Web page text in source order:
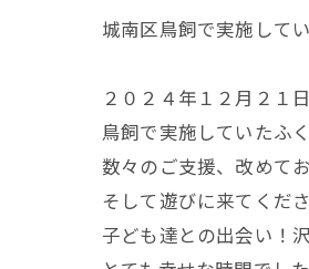
城南区鳥飼で実施して
２０２４年１２月２１日
鳥飼で実施していたふ
数々のご支援、改めて
そして遊びに来てくだ
子ども達との出会い！